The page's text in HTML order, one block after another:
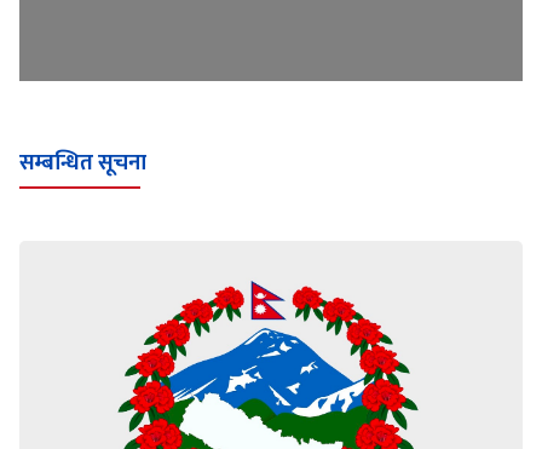
सम्बन्धित सूचना